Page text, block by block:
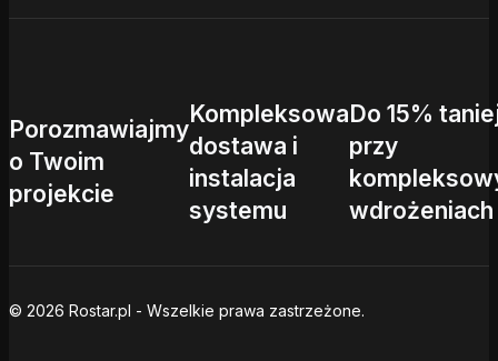
Porozmawiajmy
o Twoim
projekcie
Kompleksowa
dostawa i
instalacja
systemu
Do 15%
przy
wdrożeniach
© 2026 Rostar.pl - Wszelkie prawa zastrzeżone.